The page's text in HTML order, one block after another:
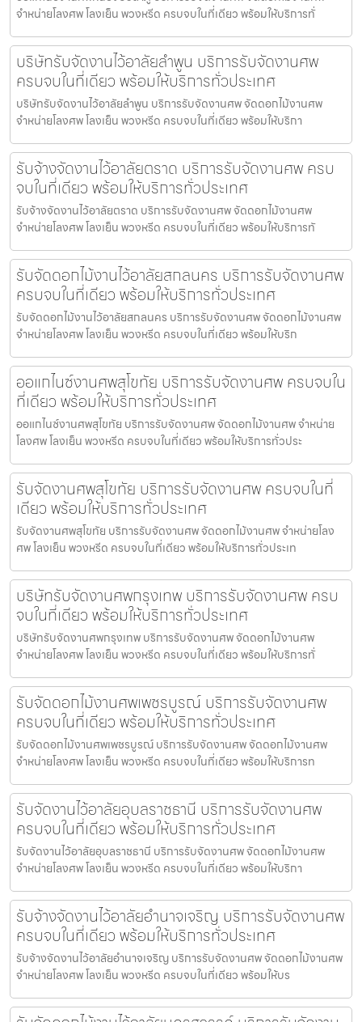
จำหน่ายโลงศพ โลงเย็น พวงหรีด ครบจบในที่เดียว พร้อมให้บริการทั่
บริษัทรับจัดงานไว้อาลัยลำพูน บริการรับจัดงานศพ
ครบจบในที่เดียว พร้อมให้บริการทั่วประเทศ
บริษัทรับจัดงานไว้อาลัยลำพูน บริการรับจัดงานศพ จัดดอกไม้งานศพ
จำหน่ายโลงศพ โลงเย็น พวงหรีด ครบจบในที่เดียว พร้อมให้บริกา
รับจ้างจัดงานไว้อาลัยตราด บริการรับจัดงานศพ ครบ
จบในที่เดียว พร้อมให้บริการทั่วประเทศ
รับจ้างจัดงานไว้อาลัยตราด บริการรับจัดงานศพ จัดดอกไม้งานศพ
จำหน่ายโลงศพ โลงเย็น พวงหรีด ครบจบในที่เดียว พร้อมให้บริการทั
รับจัดดอกไม้งานไว้อาลัยสกลนคร บริการรับจัดงานศพ
ครบจบในที่เดียว พร้อมให้บริการทั่วประเทศ
รับจัดดอกไม้งานไว้อาลัยสกลนคร บริการรับจัดงานศพ จัดดอกไม้งานศพ
จำหน่ายโลงศพ โลงเย็น พวงหรีด ครบจบในที่เดียว พร้อมให้บริก
ออแกไนซ์งานศพสุโขทัย บริการรับจัดงานศพ ครบจบใน
ที่เดียว พร้อมให้บริการทั่วประเทศ
ออแกไนซ์งานศพสุโขทัย บริการรับจัดงานศพ จัดดอกไม้งานศพ จำหน่าย
โลงศพ โลงเย็น พวงหรีด ครบจบในที่เดียว พร้อมให้บริการทั่วประ
รับจัดงานศพสุโขทัย บริการรับจัดงานศพ ครบจบในที่
เดียว พร้อมให้บริการทั่วประเทศ
รับจัดงานศพสุโขทัย บริการรับจัดงานศพ จัดดอกไม้งานศพ จำหน่ายโลง
ศพ โลงเย็น พวงหรีด ครบจบในที่เดียว พร้อมให้บริการทั่วประเท
บริษัทรับจัดงานศพกรุงเทพ บริการรับจัดงานศพ ครบ
จบในที่เดียว พร้อมให้บริการทั่วประเทศ
บริษัทรับจัดงานศพกรุงเทพ บริการรับจัดงานศพ จัดดอกไม้งานศพ
จำหน่ายโลงศพ โลงเย็น พวงหรีด ครบจบในที่เดียว พร้อมให้บริการทั่
รับจัดดอกไม้งานศพเพชรบูรณ์ บริการรับจัดงานศพ
ครบจบในที่เดียว พร้อมให้บริการทั่วประเทศ
รับจัดดอกไม้งานศพเพชรบูรณ์ บริการรับจัดงานศพ จัดดอกไม้งานศพ
จำหน่ายโลงศพ โลงเย็น พวงหรีด ครบจบในที่เดียว พร้อมให้บริการท
รับจัดงานไว้อาลัยอุบลราชธานี บริการรับจัดงานศพ
ครบจบในที่เดียว พร้อมให้บริการทั่วประเทศ
รับจัดงานไว้อาลัยอุบลราชธานี บริการรับจัดงานศพ จัดดอกไม้งานศพ
จำหน่ายโลงศพ โลงเย็น พวงหรีด ครบจบในที่เดียว พร้อมให้บริกา
รับจ้างจัดงานไว้อาลัยอำนาจเจริญ บริการรับจัดงานศพ
ครบจบในที่เดียว พร้อมให้บริการทั่วประเทศ
รับจ้างจัดงานไว้อาลัยอำนาจเจริญ บริการรับจัดงานศพ จัดดอกไม้งานศพ
จำหน่ายโลงศพ โลงเย็น พวงหรีด ครบจบในที่เดียว พร้อมให้บร